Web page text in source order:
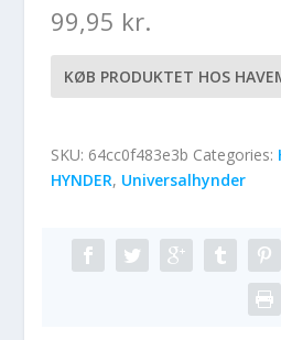
99,95 kr.
KØB PRODUKTET HOS
SKU: 64cc0f483e3b Categories:
HYNDER, Universalhynder